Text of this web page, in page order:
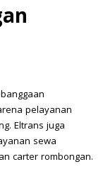
pelayanan
Eltrans juga
sewa
carter rombongan.